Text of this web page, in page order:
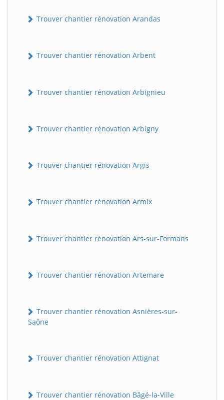
Trouver chantier rénovation Arandas
Trouver chantier rénovation Arbent
Trouver chantier rénovation Arbignieu
Trouver chantier rénovation Arbigny
Trouver chantier rénovation Argis
Trouver chantier rénovation Armix
Trouver chantier rénovation Ars-sur-Formans
Trouver chantier rénovation Artemare
Trouver chantier rénovation Asnières-sur-
Saône
Trouver chantier rénovation Attignat
Trouver chantier rénovation Bâgé-la-Ville